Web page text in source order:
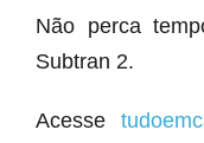
Não perca
Subtran 2.
Acesse